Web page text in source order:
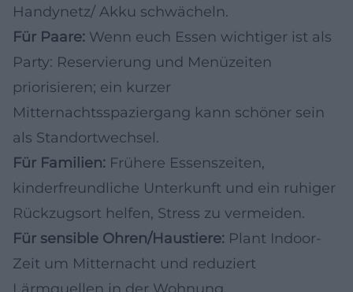
Handynetz/ Akku schwächeln.
Für Paare: Wenn euch Essen wichtiger ist als
Party: Reservierung und Menüzeiten
priorisieren; ein kurzer
Mitternachtsspaziergang kann schöner sein
als Standortwechsel.
Für Familien: Frühere Essenszeiten,
kinderfreundliche Unterkunft und ein ruhiger
Rückzugsort helfen, Stress zu vermeiden.
Für sensible Ohren/Haustiere: Plant Indoor-
Zeit um Mitternacht und reduziert
Lärmquellen in der Wohnung.